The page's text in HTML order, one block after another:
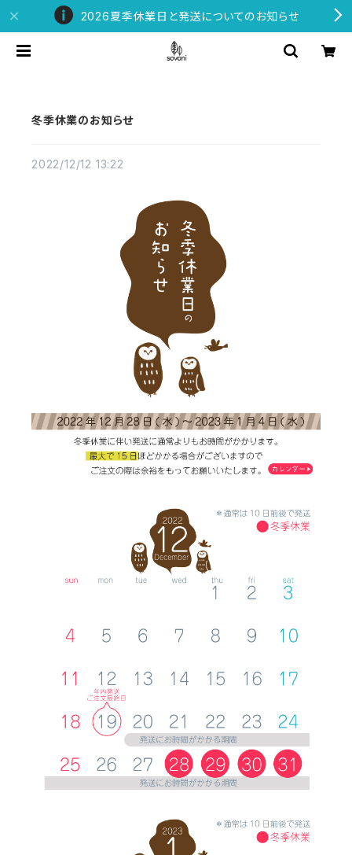
2026夏季休業日と発送についてのお知らせ
冬季休業のお知らせ
2022/12/12 13:22